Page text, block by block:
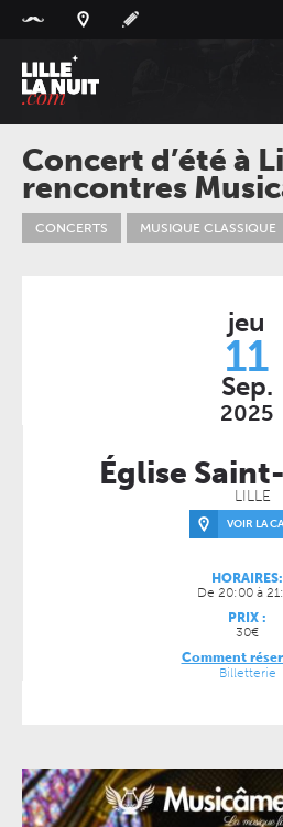
L'ACTU
L'AGENDA
LESLIEUX
Concert d’été à
rencontres
CONCERTS MUSIQUE CLASSIQUE
jeu
11
Sep.
2025
Église
LILLE
VOIR LA
HORAIRES:
De 20:00 à
PRIX :
30€
Comment
Billetterie
Panneau de gestion des cookies